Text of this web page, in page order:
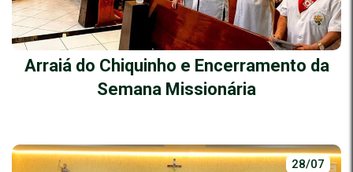
Arraiá do Chiquinho e Encerramento da
Semana Missionária
28/07